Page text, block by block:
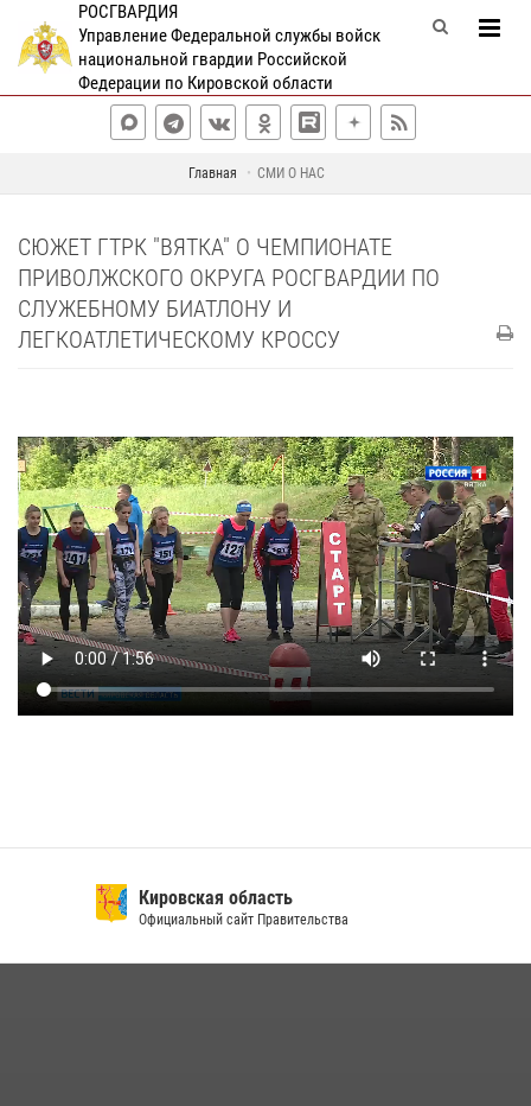
РОСГВАРДИЯ
Управление Федеральной службы войск
национальной гвардии Российской
Федерации по Кировской области
Главная СМИ О НАС
СЮЖЕТ ГТРК "ВЯТКА" О ЧЕМПИОНАТЕ
ПРИВОЛЖСКОГО ОКРУГА РОСГВАРДИИ ПО
СЛУЖЕБНОМУ БИАТЛОНУ И
ЛЕГКОАТЛЕТИЧЕСКОМУ КРОССУ
Кировская область
Официальный сайт Правительства